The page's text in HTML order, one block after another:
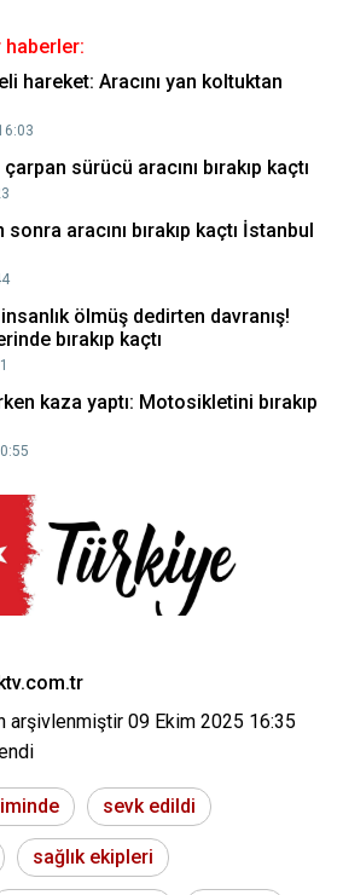
haberler:
hareket: Aracını yan koltuktan
sürücü aracını bırakıp kaçtı
sonra aracını bırakıp kaçtı İstanbul
ölmüş dedirten davranış!
bırakıp kaçtı
kaza yaptı: Motosikletini bırakıp
arşivlenmiştir 09 Ekim 2025 16:35
sevk edildi
sağlık ekipleri